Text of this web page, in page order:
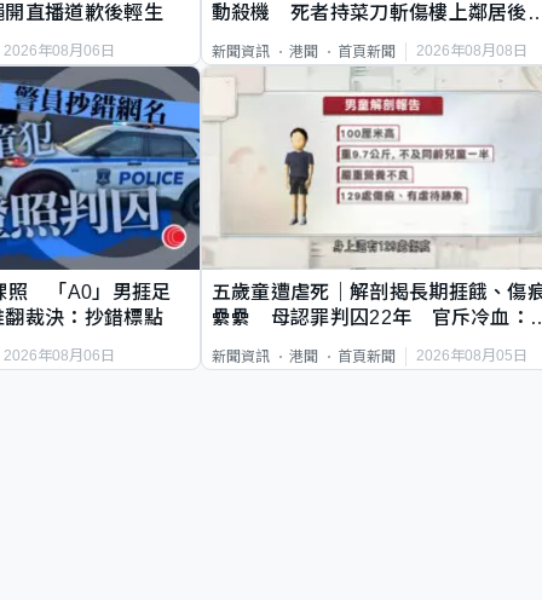
直播道歉後輕生
2026年08月06日
動殺機 死者持菜刀斬傷樓上鄰居後
新聞資訊 港聞 首頁新聞 2026年08月08日
照 「A0」男捱足
裁決：抄錯標點
2026年08月06日
五歲童遭虐死｜解剖揭長期捱餓、傷
纍纍 母認罪判囚22年 官斥冷血：
新聞資訊 港聞 首頁新聞 2026年08月05日